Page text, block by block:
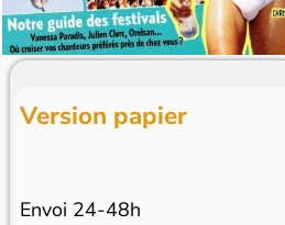
Version papier
Envoi 24-48h